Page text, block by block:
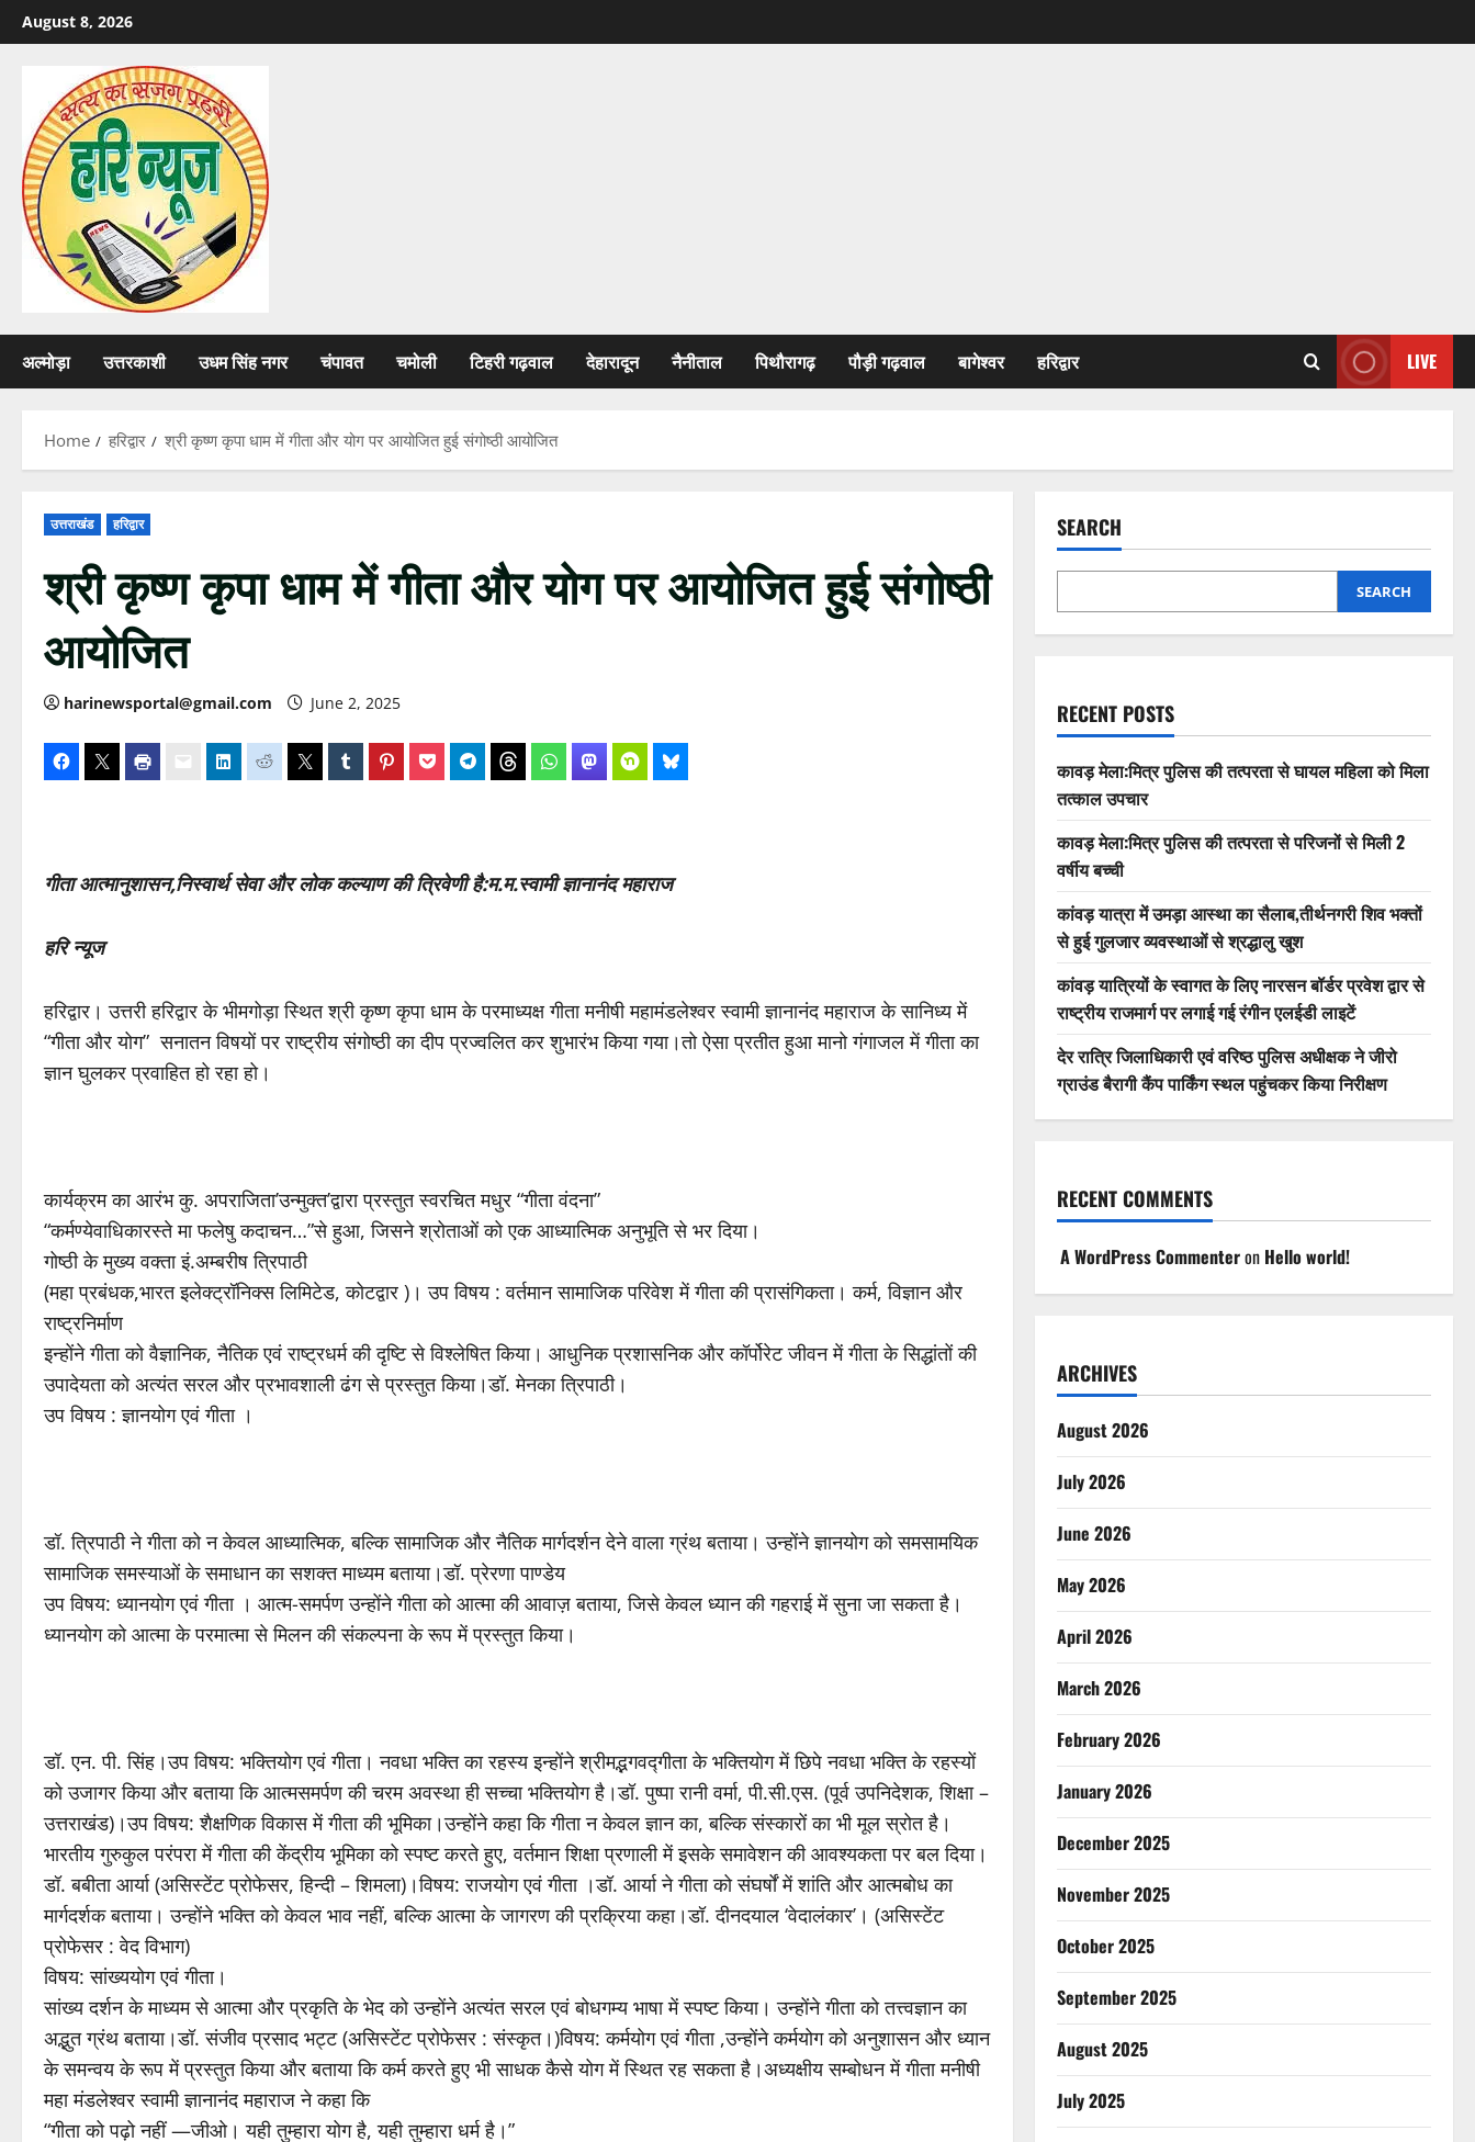
Skip
to
August 8, 2026
अल्मोड़ा उत्तरकाशी उधम सिंह नगर चंपावत चमोली टिहरी गढ़वाल देहारादून नैनीताल पिथौरागढ़ पौड़ी गढ़वाल बागेश्वर हरिद्वार LIVE
Home हरिद्वार श्री कृष्ण कृपा धाम में गीता और योग पर आयोजित हुई संगोष्ठी आयोजित
उत्तराखंड हरिद्वार
श्री कृष्ण कृपा धाम में गीता और योग पर आयोजित हुई संगोष्ठी
आयोजित
harinewsportal@gmail.com June 2, 2025
गीता आत्मानुशासन,निस्वार्थ सेवा और लोक कल्याण की त्रिवेणी है:म.म.स्वामी ज्ञानानंद महाराज
हरि न्यूज
हरिद्वार। उत्तरी हरिद्वार के भीमगोड़ा स्थित श्री कृष्ण कृपा धाम के परमाध्यक्ष गीता मनीषी महामंडलेश्वर स्वामी ज्ञानानंद महाराज के सानिध्य में
“गीता और योग” सनातन विषयों पर राष्ट्रीय संगोष्ठी का दीप प्रज्वलित कर शुभारंभ किया गया।तो ऐसा प्रतीत हुआ मानो गंगाजल में गीता का
ज्ञान घुलकर प्रवाहित हो रहा हो।
कार्यक्रम का आरंभ कु. अपराजिता’उन्मुक्त’द्वारा प्रस्तुत स्वरचित मधुर “गीता वंदना”
“कर्मण्येवाधिकारस्ते मा फलेषु कदाचन…”से हुआ, जिसने श्रोताओं को एक आध्यात्मिक अनुभूति से भर दिया।
गोष्ठी के मुख्य वक्ता इं.अम्बरीष त्रिपाठी
(महा प्रबंधक,भारत इलेक्ट्रॉनिक्स लिमिटेड, कोटद्वार )। उप विषय : वर्तमान सामाजिक परिवेश में गीता की प्रासंगिकता। कर्म, विज्ञान और
राष्ट्रनिर्माण
इन्होंने गीता को वैज्ञानिक, नैतिक एवं राष्ट्रधर्म की दृष्टि से विश्लेषित किया। आधुनिक प्रशासनिक और कॉर्पोरेट जीवन में गीता के सिद्धांतों की
उपादेयता को अत्यंत सरल और प्रभावशाली ढंग से प्रस्तुत किया।डॉ. मेनका त्रिपाठी।
उप विषय : ज्ञानयोग एवं गीता ।
डॉ. त्रिपाठी ने गीता को न केवल आध्यात्मिक, बल्कि सामाजिक और नैतिक मार्गदर्शन देने वाला ग्रंथ बताया। उन्होंने ज्ञानयोग को समसामयिक
सामाजिक समस्याओं के समाधान का सशक्त माध्यम बताया।डॉ. प्रेरणा पाण्डेय
उप विषय: ध्यानयोग एवं गीता । आत्म-समर्पण उन्होंने गीता को आत्मा की आवाज़ बताया, जिसे केवल ध्यान की गहराई में सुना जा सकता है।
ध्यानयोग को आत्मा के परमात्मा से मिलन की संकल्पना के रूप में प्रस्तुत किया।
डॉ. एन. पी. सिंह।उप विषय: भक्तियोग एवं गीता। नवधा भक्ति का रहस्य इन्होंने श्रीमद्भगवद्गीता के भक्तियोग में छिपे नवधा भक्ति के रहस्यों
को उजागर किया और बताया कि आत्मसमर्पण की चरम अवस्था ही सच्चा भक्तियोग है।डॉ. पुष्पा रानी वर्मा, पी.सी.एस. (पूर्व उपनिदेशक, शिक्षा –
उत्तराखंड)।उप विषय: शैक्षणिक विकास में गीता की भूमिका।उन्होंने कहा कि गीता न केवल ज्ञान का, बल्कि संस्कारों का भी मूल स्रोत है।
भारतीय गुरुकुल परंपरा में गीता की केंद्रीय भूमिका को स्पष्ट करते हुए, वर्तमान शिक्षा प्रणाली में इसके समावेशन की आवश्यकता पर बल दिया।
डॉ. बबीता आर्या (असिस्टेंट प्रोफेसर, हिन्दी – शिमला)।विषय: राजयोग एवं गीता ।डॉ. आर्या ने गीता को संघर्षों में शांति और आत्मबोध का
मार्गदर्शक बताया। उन्होंने भक्ति को केवल भाव नहीं, बल्कि आत्मा के जागरण की प्रक्रिया कहा।डॉ. दीनदयाल ‘वेदालंकार’। (असिस्टेंट
प्रोफेसर : वेद विभाग)
विषय: सांख्ययोग एवं गीता।
सांख्य दर्शन के माध्यम से आत्मा और प्रकृति के भेद को उन्होंने अत्यंत सरल एवं बोधगम्य भाषा में स्पष्ट किया। उन्होंने गीता को तत्त्वज्ञान का
अद्भुत ग्रंथ बताया।डॉ. संजीव प्रसाद भट्ट (असिस्टेंट प्रोफेसर : संस्कृत।)विषय: कर्मयोग एवं गीता ,उन्होंने कर्मयोग को अनुशासन और ध्यान
के समन्वय के रूप में प्रस्तुत किया और बताया कि कर्म करते हुए भी साधक कैसे योग में स्थित रह सकता है।अध्यक्षीय सम्बोधन में गीता मनीषी
महा मंडलेश्वर स्वामी ज्ञानानंद महाराज ने कहा कि
“गीता को पढ़ो नहीं —जीओ। यही तुम्हारा योग है, यही तुम्हारा धर्म है।”
SEARCH
SEARCH
RECENT POSTS
कावड़ मेला:मित्र पुलिस की तत्परता से घायल महिला को मिला
तत्काल उपचार
कावड़ मेला:मित्र पुलिस की तत्परता से परिजनों से मिली 2
वर्षीय बच्ची
कांवड़ यात्रा में उमड़ा आस्था का सैलाब,तीर्थनगरी शिव भक्तों
से हुई गुलजार व्यवस्थाओं से श्रद्धालु खुश
कांवड़ यात्रियों के स्वागत के लिए नारसन बॉर्डर प्रवेश द्वार से
राष्ट्रीय राजमार्ग पर लगाई गई रंगीन एलईडी लाइटें
देर रात्रि जिलाधिकारी एवं वरिष्ठ पुलिस अधीक्षक ने जीरो
ग्राउंड बैरागी कैंप पार्किंग स्थल पहुंचकर किया निरीक्षण
RECENT COMMENTS
A WordPress Commenteron Hello world!
ARCHIVES
August 2026
July 2026
June 2026
May 2026
April 2026
March 2026
February 2026
January 2026
December 2025
November 2025
October 2025
September 2025
August 2025
July 2025